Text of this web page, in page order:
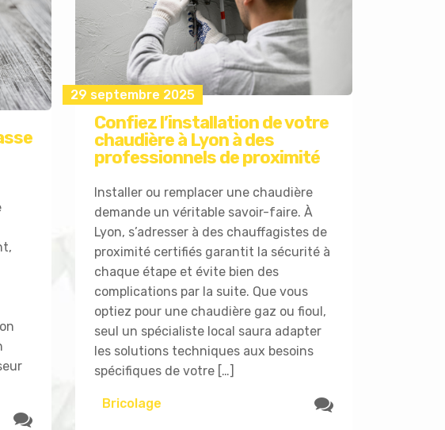
29 septembre 2025
Confiez l’installation de votre
chaudière à Lyon à des
professionnels de proximité
Installer ou remplacer une chaudière
demande un véritable savoir-faire. À
Lyon, s’adresser à des chauffagistes de
proximité certifiés garantit la sécurité à
chaque étape et évite bien des
complications par la suite. Que vous
optiez pour une chaudière gaz ou fioul,
seul un spécialiste local saura adapter
les solutions techniques aux besoins
spécifiques de votre […]
Bricolage